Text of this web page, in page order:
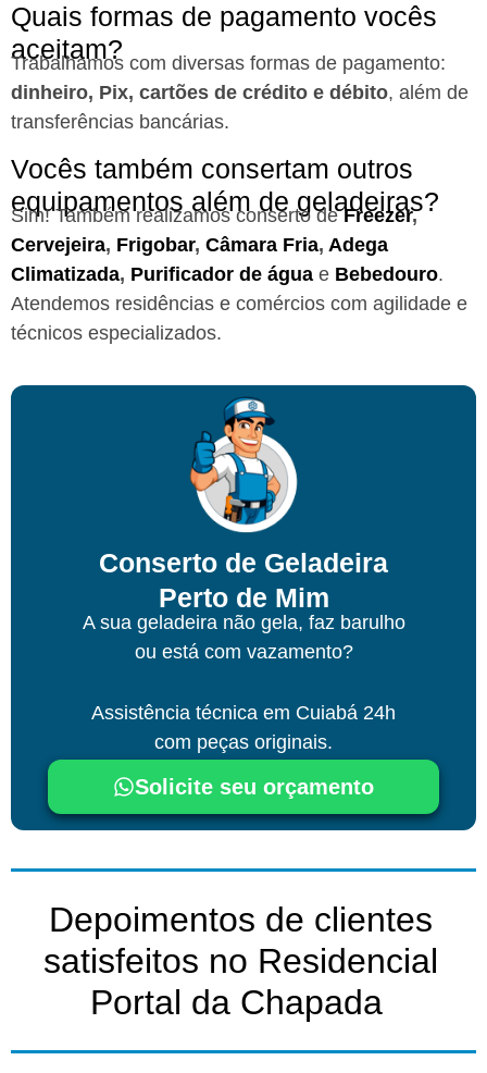
Quais formas de pagamento vocês
aceitam?
Trabalhamos com diversas formas de pagamento:
dinheiro, Pix, cartões de crédito e débito, além de
transferências bancárias.
Vocês também consertam outros
equipamentos além de geladeiras?
Sim! Também realizamos conserto deFreezer,
Cervejeira, Frigobar, Câmara Fria, Adega
Climatizada, Purificador de água e Bebedouro.
Atendemos residências e comércios com agilidade e
técnicos especializados.
Conserto de Geladeira
Perto de Mim
A sua geladeira não gela, faz barulho
ou está com vazamento?
Assistência técnica em Cuiabá 24h
com peças originais.
Solicite seu orçamento
Depoimentos de clientes
satisfeitos no Residencial
Portal da Chapada ​